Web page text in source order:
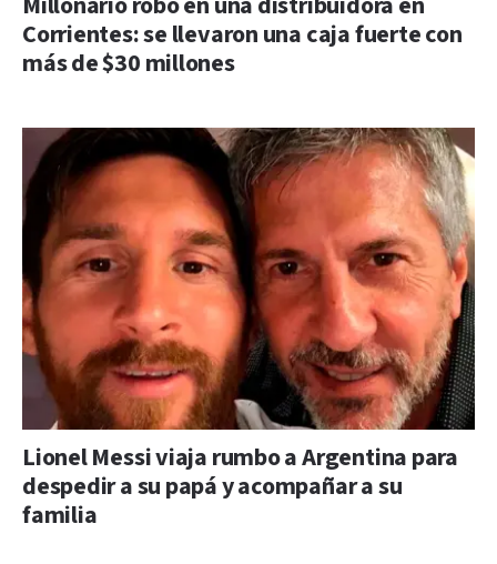
Corrientes: se llevaron una caja fuerte con
más de $30 millones
Lionel Messi viaja rumbo a Argentina para
despedir a su papá y acompañar a su
familia